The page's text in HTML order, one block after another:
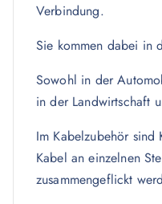
Verbindung.
Sie kommen dabei in
Sowohl in der
in der Landwirtschaft
Im Kabelzubehör
Kabel an einzelnen
zusammengeflickt